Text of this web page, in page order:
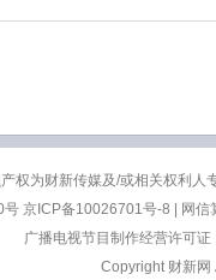
权为财新传媒及/或相关权利
号 京ICP备10026701号-8
网
广播电视节目制作经营许可
Copyright 财新